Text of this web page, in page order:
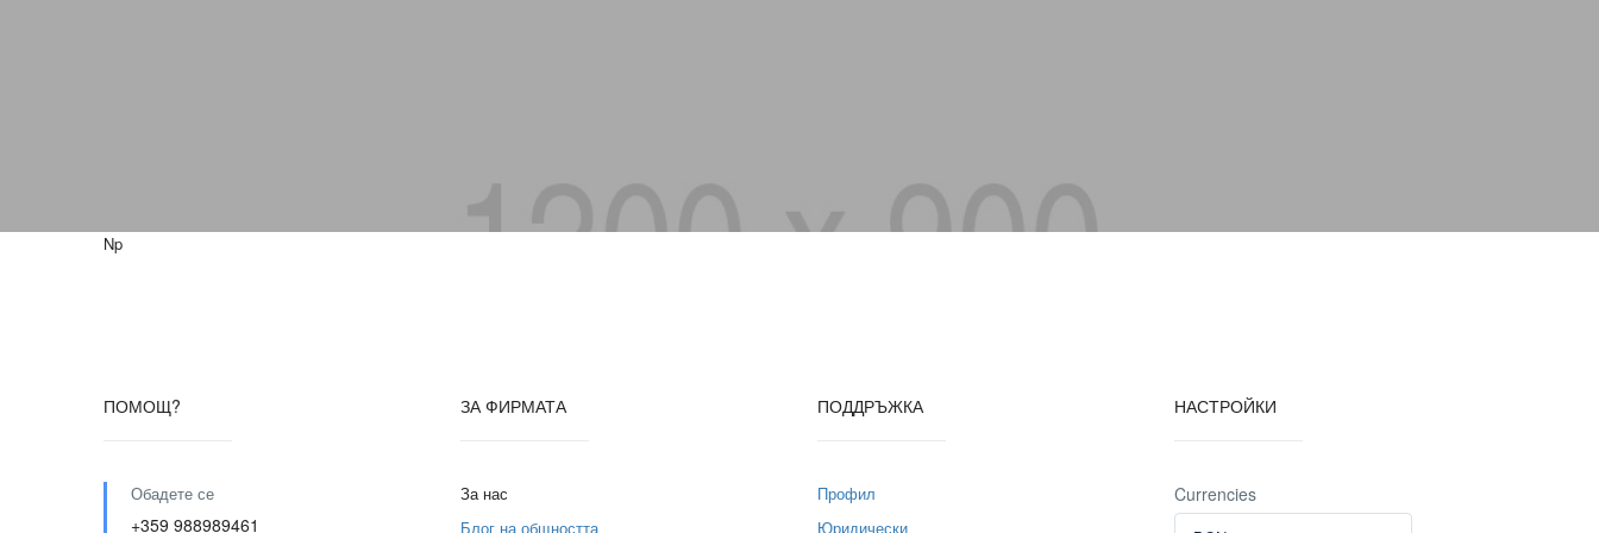
Np
ПОМОЩ?
Обадете се
+359 988989461
ЗА ФИРМАТА
За нас
Блог на общността
ПОДДРЪЖКА
Профил
Юридически
НАСТРОЙКИ
Currencies